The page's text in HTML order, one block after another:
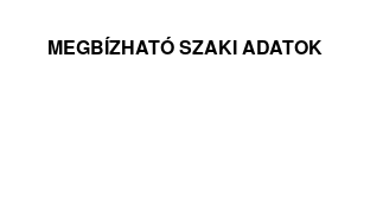
MEGBÍZHATÓ SZAKI ADATOK